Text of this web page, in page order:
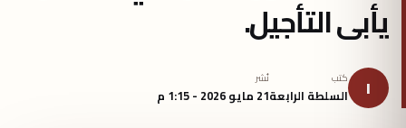
يأبى التأجيل.
ا كتب
السلطة الرابعة
نُشر
21 مايو 2026 - 1:15 م